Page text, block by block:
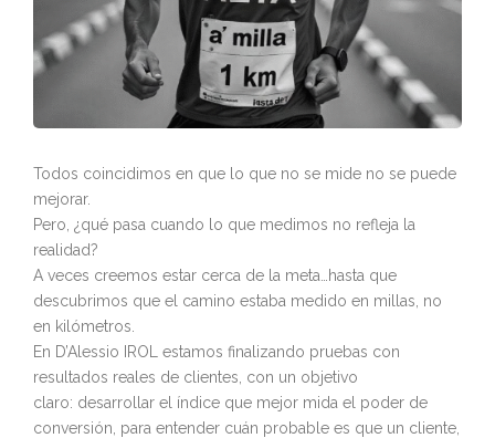
Todos coincidimos en que lo que no se mide no se puede
mejorar.
Pero, ¿qué pasa cuando lo que medimos no refleja la
realidad?
A veces creemos estar cerca de la meta…hasta que
descubrimos que el camino estaba medido en millas, no
en kilómetros.
En D’Alessio IROL estamos finalizando pruebas con
resultados reales de clientes, con un objetivo
claro: desarrollar el índice que mejor mida el poder de
conversión, para entender cuán probable es que un cliente,